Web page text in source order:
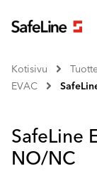
Kotisivu
EVAC
SafeLine
NO/NC